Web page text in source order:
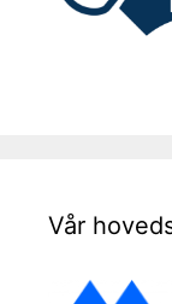
Vår